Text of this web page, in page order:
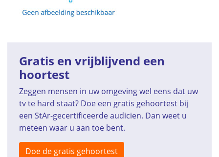
Gratis en vrijblijvend een
hoortest
Zeggen mensen in uw omgeving wel eens dat uw
tv te hard staat? Doe een gratis gehoortest bij
een StAr-gecertificeerde audicien. Dan weet u
meteen waar u aan toe bent.
Doe de gratis gehoortest